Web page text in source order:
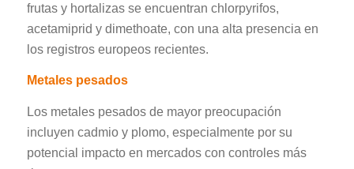
frutas y hortalizas se encuentran chlorpyrifos,
acetamiprid y dimethoate, con una alta presencia en
los registros europeos recientes.
Metales pesados
Los metales pesados de mayor preocupación
incluyen cadmio y plomo, especialmente por su
potencial impacto en mercados con controles más